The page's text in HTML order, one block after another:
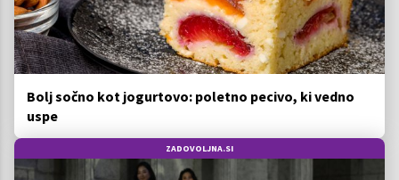
Bolj sočno kot jogurtovo: poletno pecivo, ki vedno
uspe
ZADOVOLJNA.SI